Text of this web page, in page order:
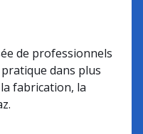
de professionnels
dans plus
fabrication, la